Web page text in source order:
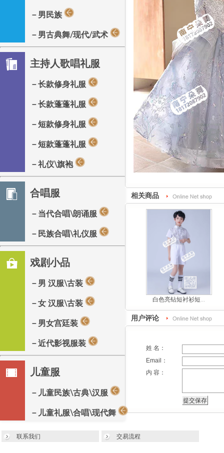
－男民族
－男古典舞/现代/武术
主持人歌唱礼服
－长款修身礼服
－长款蓬蓬礼服
－短款修身礼服
－短款蓬蓬礼服
－礼仪\旗袍
合唱服
－当代合唱\朗诵服
－民族合唱\礼仪服
戏剧小品
－男 汉服\古装
－女 汉服\古装
－男女宫廷装
－近代影视服装
儿童服
－儿童民族\古典\汉服
－儿童礼服\合唱\现代舞
相关商品
白色亮钻短衬衫短...
用户评论
姓 名：
Email：
内 容：
联系我们 交易流程